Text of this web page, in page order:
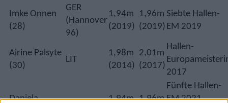
Imke Onnen
(28)
GER
(Hannover
96)
1,94m
(2019)
1,96m
(2019)
Siebte Hallen-
EM 2019
Airine Palsyte
(30)
LIT
1,98m
(2014)
2,01m
(2017)
Hallen-
2017
Daniela 1,94m 1,96m
Fünfte Hallen-
EM 2021,